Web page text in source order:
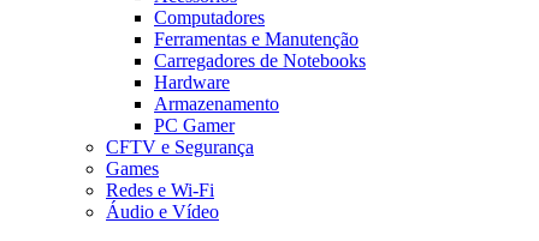
Computadores
Ferramentas e Manutenção
Carregadores de Notebooks
Hardware
Armazenamento
PC Gamer
CFTV e Segurança
Games
Redes e Wi-Fi
Áudio e Vídeo